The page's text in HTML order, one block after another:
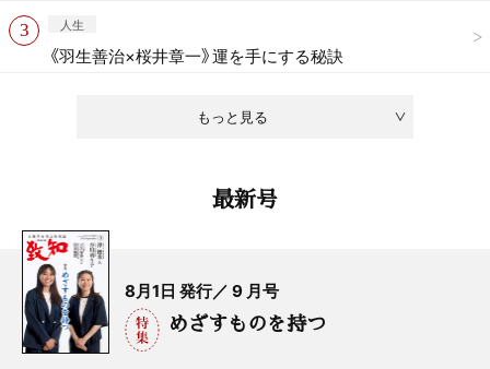
もっと見る
人生
《羽生善治×桜井章一》運を手にする秘訣
最新号
8月1日 発行／ 9 月号
めざすものを持つ